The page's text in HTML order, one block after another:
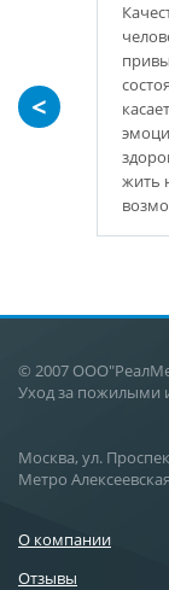
<
жить
© 2007
Уход за пожилыми
Москва, ул.
Метро Алексеевская
О компании
Отзывы